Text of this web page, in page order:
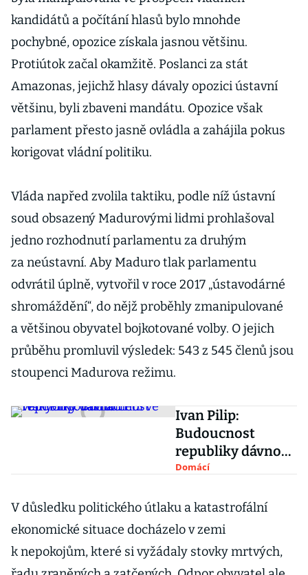
kandidátů a počítání hlasů bylo mnohde
pochybné, opozice získala jasnou většinu.
Protiútok začal okamžitě. Poslanci za stát
Amazonas, jejichž hlasy dávaly opozici ústavní
většinu, byli zbaveni mandátu. Opozice však
parlament přesto jasně ovládla a zahájila pokus
korigovat vládní politiku.
Vláda napřed zvolila taktiku, podle níž ústavní
soud obsazený Madurovými lidmi prohlašoval
jedno rozhodnutí parlamentu za druhým
za neústavní. Aby Maduro tlak parlamentu
odvrátil úplně, vytvořil v roce 2017 „ústavodárné
shromáždění“, do nějž proběhly zmanipulované
a většinou obyvatel bojkotované volby. O jejich
průběhu promluvil výsledek: 543 z 545 členů jsou
stoupenci Madurova režimu.
Ivan Pilip:
Budoucnost
republiky dávno
není ve velkých
Domácí
V důsledku politického útlaku a katastrofální
ekonomické situace docházelo v zemi
k nepokojům, které si vyžádaly stovky mrtvých,